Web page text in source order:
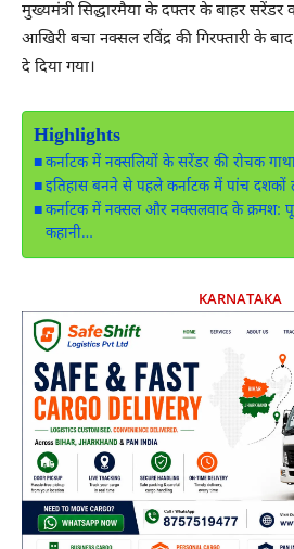
मुख्यमंत्री सिद्धारमैया के दफ्तर के बाहर
आखिरी बचा नक्सल रविंद्र की गिरफ्तारी के
दे दिया गया।
Highlights
कर्नाटक में नक्सलियों के सरेंडर की रोचक
इतिहास बनने से पहले कर्नाटक में पांच दशकों
कर्नाटक में नक्सल और नक्सलवाद के क्रमश:
कहानी…
KARNATAKA